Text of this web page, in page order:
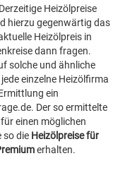
Heizölpreise
hierzu gegenwärtig das
Heizölpreis in
dann fragen.
solche und ähnliche
einzelne Heizölfirma
ein
Der so ermittelte
einen möglichen
so die Heizölpreise für
erhalten.